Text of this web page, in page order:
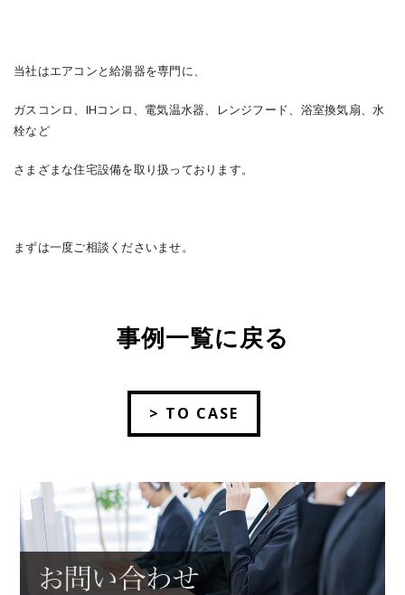
当社はエアコンと給湯器を専門に、
ガスコンロ、IHコンロ、電気温水器、レンジフード、浴室換気扇、水
栓など
さまざまな住宅設備を取り扱っております。
まずは一度ご相談くださいませ。
事例一覧に戻る
> TO CASE